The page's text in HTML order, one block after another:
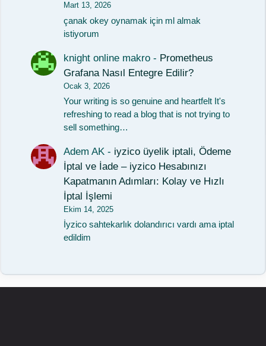
Mart 13, 2026
çanak okey oynamak için ml almak
istiyorum
knight online makro - Prometheus
Grafana Nasıl Entegre Edilir?
Ocak 3, 2026
Your writing is so genuine and heartfelt It's
refreshing to read a blog that is not trying to
sell something…
Adem AK - iyzico üyelik iptali, Ödeme
İptal ve İade – iyzico Hesabınızı
Kapatmanın Adımları: Kolay ve Hızlı
İptal İşlemi
Ekim 14, 2025
İyzico sahtekarlık dolandırıcı vardı ama iptal
edildim